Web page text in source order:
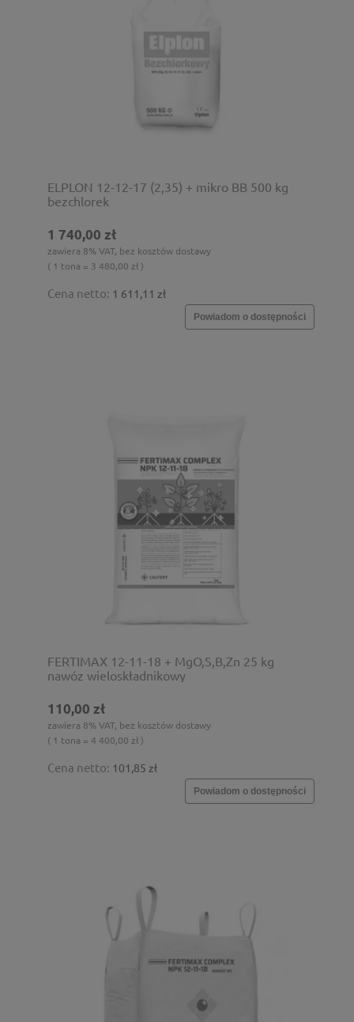
ELPLON 12-12-17 (2,35) + mikro BB 500 kg
bezchlorek
1 740,00 zł
zawiera 8% VAT, bez kosztów dostawy
( 1 tona = 3 480,00 zł )
Cena netto: 1 611,11 zł
Powiadom o dostępności
FERTIMAX 12-11-18 + MgO,S,B,Zn 25 kg
nawóz wieloskładnikowy
110,00 zł
zawiera 8% VAT, bez kosztów dostawy
( 1 tona = 4 400,00 zł )
Cena netto: 101,85 zł
Powiadom o dostępności